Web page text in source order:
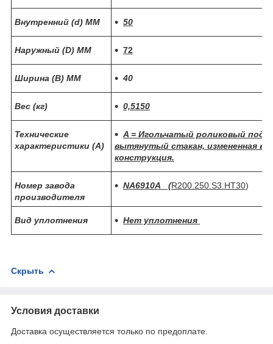
Внутренний (d) ММ 50
Наружный (D) ММ 72
Ширина (B) MM 40
Вес (кг) 0,5150
Технические
характеристики (A)
A = Игольчатый роликовый
вытянутый стакан, измененная
конструкция.
Номер завода
производителя
NA6910A (R200.250.S3.HT30)
Вид уплотнения Нет уплотнения
Скрыть
Условия доставки
Доставка осуществляется только по предоплате.